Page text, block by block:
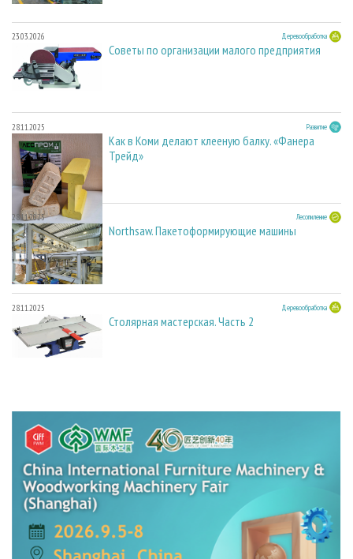
23.03.2026 Деревообработка
Советы по организации малого предприятия
28.11.2025 Развитие
Как в Коми делают клееную балку. «Фанера
Трейд»
28.11.2025 Лесопиление
Northsaw. Пакетоформирующие машины
28.11.2025 Деревообработка
Столярная мастерская. Часть 2